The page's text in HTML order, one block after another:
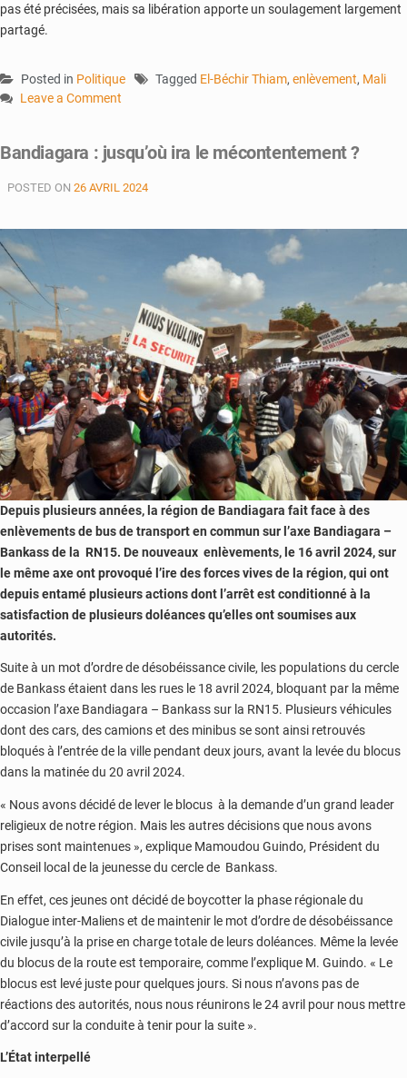
pas été précisées, mais sa libération apporte un soulagement largement
partagé.
Posted in Politique Tagged El-Béchir Thiam, enlèvement, Mali
Leave a Comment
Bachir
retrouve
liberté
après
plus
de
quatre
mois
d’absence
Bandiagara : jusqu’où ira le mécontentement ?
POSTED ON 26 AVRIL 2024
Depuis plusieurs années, la région de Bandiagara fait face à des
enlèvements de bus de transport en commun sur l’axe Bandiagara –
Bankass de la RN15. De nouveaux enlèvements, le 16 avril 2024, sur
le même axe ont provoqué l’ire des forces vives de la région, qui ont
depuis entamé plusieurs actions dont l’arrêt est conditionné à la
satisfaction de plusieurs doléances qu’elles ont soumises aux
autorités.
Suite à un mot d’ordre de désobéissance civile, les populations du cercle
de Bankass étaient dans les rues le 18 avril 2024, bloquant par la même
occasion l’axe Bandiagara – Bankass sur la RN15. Plusieurs véhicules
dont des cars, des camions et des minibus se sont ainsi retrouvés
bloqués à l’entrée de la ville pendant deux jours, avant la levée du blocus
dans la matinée du 20 avril 2024.
« Nous avons décidé de lever le blocus à la demande d’un grand leader
religieux de notre région. Mais les autres décisions que nous avons
prises sont maintenues », explique Mamoudou Guindo, Président du
Conseil local de la jeunesse du cercle de Bankass.
En effet, ces jeunes ont décidé de boycotter la phase régionale du
Dialogue inter-Maliens et de maintenir le mot d’ordre de désobéissance
civile jusqu’à la prise en charge totale de leurs doléances. Même la levée
du blocus de la route est temporaire, comme l’explique M. Guindo. « Le
blocus est levé juste pour quelques jours. Si nous n’avons pas de
réactions des autorités, nous nous réunirons le 24 avril pour nous mettre
d’accord sur la conduite à tenir pour la suite ».
L’État interpellé